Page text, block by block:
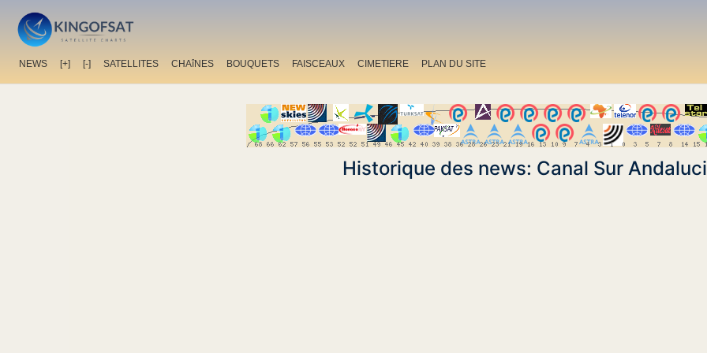
NEWS [+] [-] SATELLITES CHAîNES BOUQUETS FAISCEAUX CIMETIERE PLAN DU SITE
Historique des news: Canal Sur